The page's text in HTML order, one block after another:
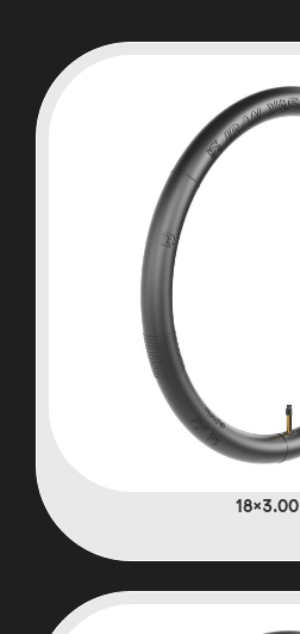
3.00×18